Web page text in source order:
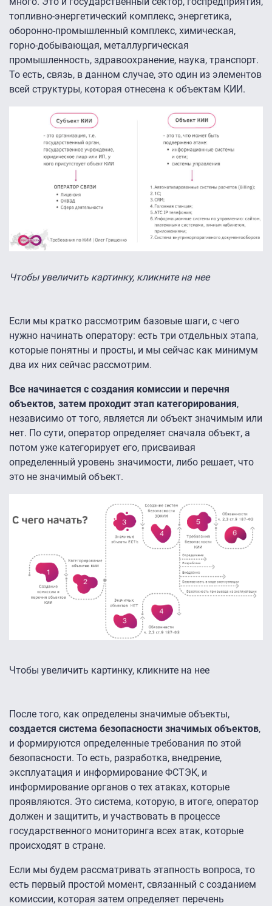
топливно-энергетический комплекс, энергетика,
оборонно-промышленный комплекс, химическая,
горно-добывающая, металлургическая
промышленность, здравоохранение, наука, транспорт.
То есть, связь, в данном случае, это один из элементов
всей структуры, которая отнесена к объектам КИИ.
Чтобы увеличить картинку, кликните на нее
Если мы кратко рассмотрим базовые шаги, с чего
нужно начинать оператору: есть три отдельных этапа,
которые понятны и просты, и мы сейчас как минимум
два их них сейчас рассмотрим.
Все начинается с создания комиссии и перечня
объектов, затем проходит этап категорирования,
независимо от того, является ли объект значимым или
нет. По сути, оператор определяет сначала объект, а
потом уже категорирует его, присваивая
определенный уровень значимости, либо решает, что
это не значимый объект.
Чтобы увеличить картинку, кликните на нее
После того, как определены значимые объекты,
создается система безопасности значимых объектов,
и формируются определенные требования по этой
безопасности. То есть, разработка, внедрение,
эксплуатация и информирование ФСТЭК, и
информирование органов о тех атаках, которые
проявляются. Это система, которую, в итоге, оператор
должен и защитить, и участвовать в процессе
государственного мониторинга всех атак, которые
происходят в стране.
Если мы будем рассматривать этапность вопроса, то
есть первый простой момент, связанный с созданием
комиссии, которая затем определяет перечень